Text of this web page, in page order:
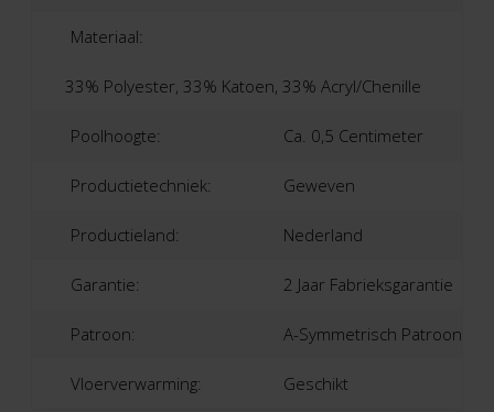
Materiaal:
33% Polyester, 33% Katoen, 33% Acryl/Chenille
Poolhoogte: Ca. 0,5 Centimeter
Productietechniek: Geweven
Productieland: Nederland
Garantie: 2 Jaar Fabrieksgarantie
Patroon: A-Symmetrisch Patroon
Vloerverwarming: Geschikt